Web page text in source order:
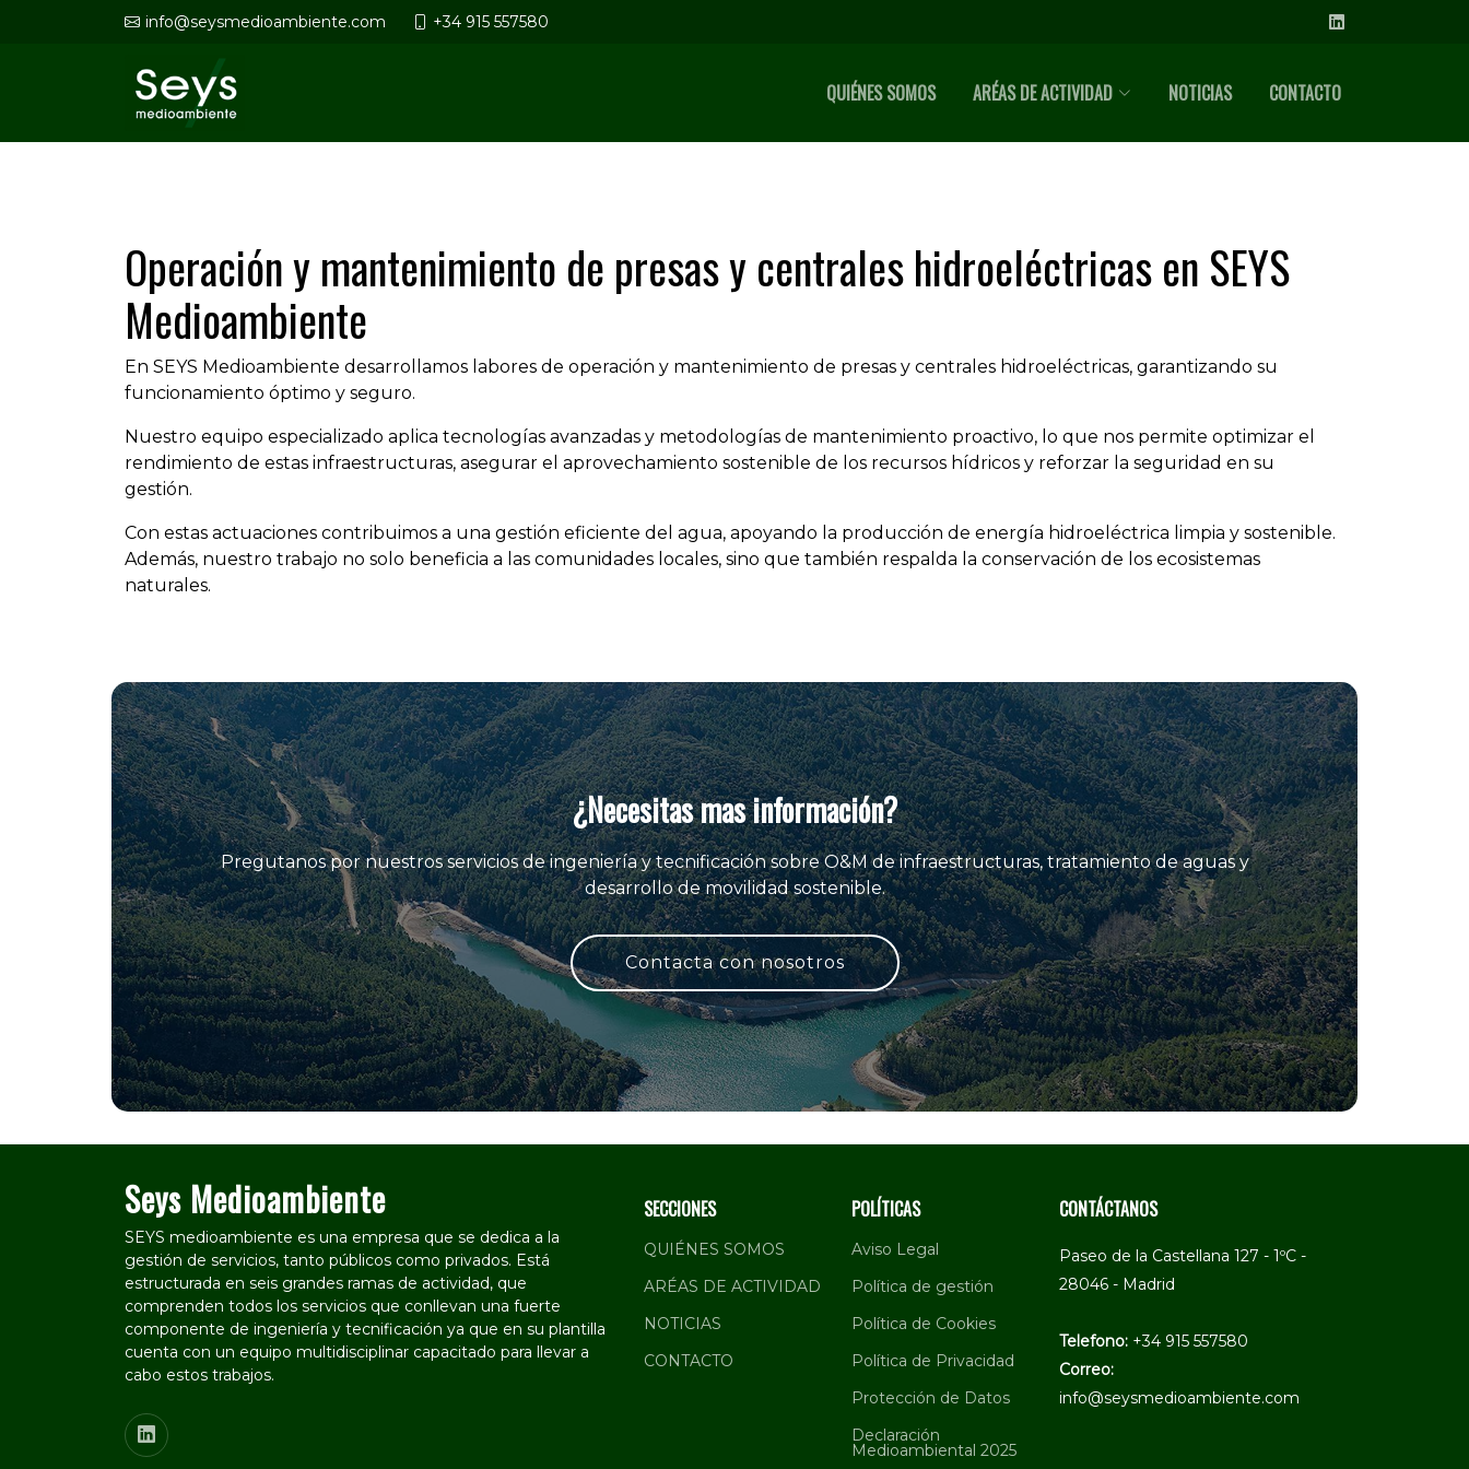
info@seysmedioambiente.com +34 915 557580
QUIÉNES SOMOS ARÉAS DE ACTIVIDAD NOTICIAS CONTACTO
Operación y mantenimiento de presas y centrales hidroeléctricas en SEYS
Medioambiente
En SEYS Medioambiente desarrollamos labores de operación y mantenimiento de presas y centrales hidroeléctricas, garantizando su
funcionamiento óptimo y seguro.
Nuestro equipo especializado aplica tecnologías avanzadas y metodologías de mantenimiento proactivo, lo que nos permite optimizar el
rendimiento de estas infraestructuras, asegurar el aprovechamiento sostenible de los recursos hídricos y reforzar la seguridad en su
gestión.
Con estas actuaciones contribuimos a una gestión eficiente del agua, apoyando la producción de energía hidroeléctrica limpia y sostenible.
Además, nuestro trabajo no solo beneficia a las comunidades locales, sino que también respalda la conservación de los ecosistemas
naturales.
¿Necesitas mas información?
Pregutanos por nuestros servicios de ingeniería y tecnificación sobre O&M de infraestructuras, tratamiento de aguas y
desarrollo de movilidad sostenible.
Contacta con nosotros
Seys Medioambiente
SEYS medioambiente es una empresa que se dedica a la
gestión de servicios, tanto públicos como privados. Está
estructurada en seis grandes ramas de actividad, que
comprenden todos los servicios que conllevan una fuerte
componente de ingeniería y tecnificación ya que en su plantilla
cuenta con un equipo multidisciplinar capacitado para llevar a
cabo estos trabajos.
SECCIONES
QUIÉNES SOMOS
ARÉAS DE ACTIVIDAD
NOTICIAS
CONTACTO
POLÍTICAS
Aviso Legal
Política de gestión
Política de Cookies
Política de Privacidad
Protección de Datos
Declaración
Medioambiental 2025
CONTÁCTANOS
Paseo de la Castellana 127 - 1ºC -
28046 - Madrid
Telefono: +34 915 557580
Correo:
info@seysmedioambiente.com